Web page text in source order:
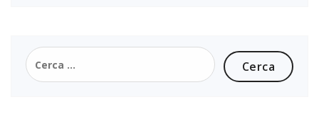
Ricerca
per: